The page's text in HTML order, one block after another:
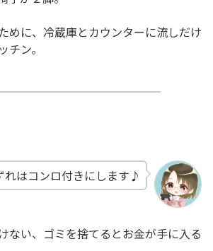
めに、冷蔵庫とカウンターに流しだけ
ン。
れはコンロ付きにします♪
ない、ゴミを捨てるとお金が手に入る